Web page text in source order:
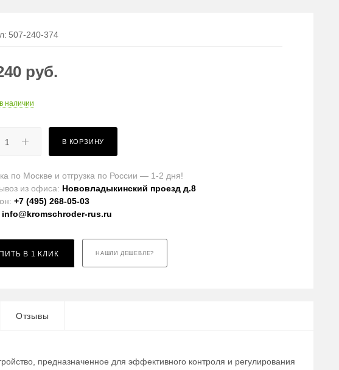
507-240-374
руб.
наличии
В КОРЗИНУ
по Москве и отгрузка по России — 1-2 дня!
из офиса: Нововладыкинский проезд д.8
+7 (495) 268-05-03
info@kromschroder-rus.ru
В 1 КЛИК НАШЛИ ДЕШЕВЛЕ?
Отзывы
предназначенное для эффективного контроля и регулирования